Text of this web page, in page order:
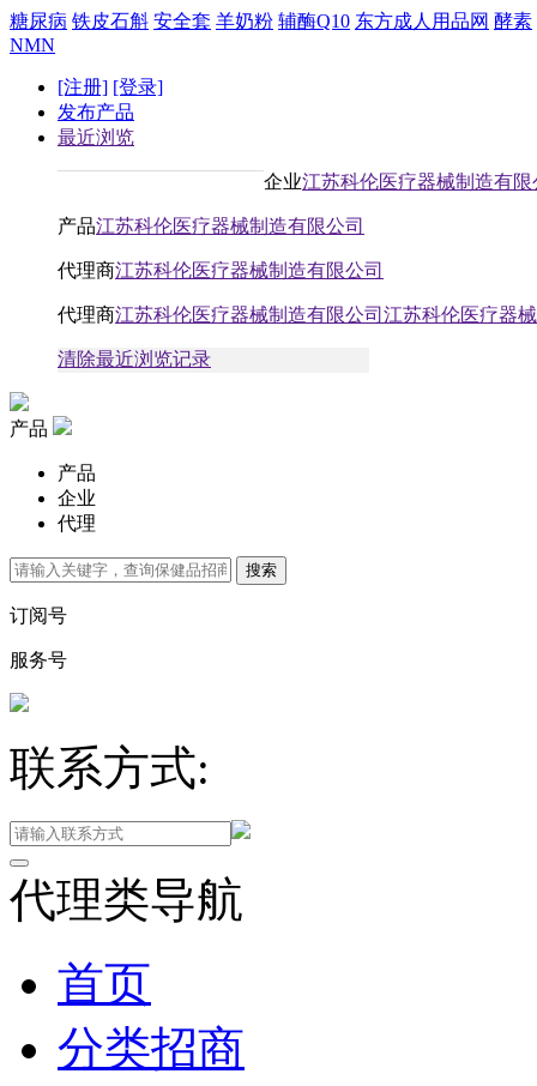
糖尿病 铁皮石斛 安全套 羊奶粉 辅酶Q10 东方成人用品网 酵素
NMN
[注册] [登录]
发布产品
最近浏览
企业江苏科伦医疗器械制造有限
产品江苏科伦医疗器械制造有限公司
代理商江苏科伦医疗器械制造有限公司
代理商江苏科伦医疗器械制造有限公司江苏科伦医疗器
清除最近浏览记录
产品
产品
企业
代理
订阅号
服务号
联系方式:
代理类导航
首页
分类招商